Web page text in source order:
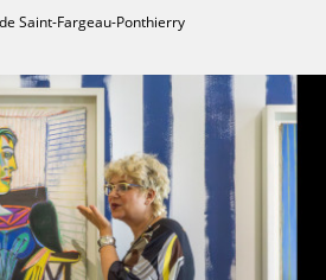
Saint-Fargeau-Ponthierry